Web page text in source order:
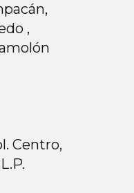
,
Centro,